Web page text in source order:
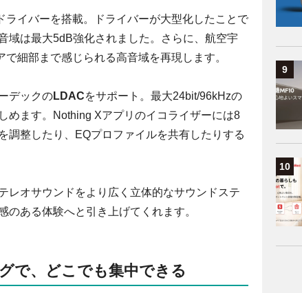
イバーを搭載。ドライバーが大型化したことで
域は最大5dB強化されました。さらに、航空宇
細部まで感じられる高音域を再現します。
デックのLDACをサポート。最大24bit/96kHzの
めます。Nothing Xアプリのイコライザーには8
調整したり、EQプロファイルを共有したりする
レオサウンドをより広く立体的なサウンドステ
ある体験へと引き上げてくれます。
で、どこでも集中できる